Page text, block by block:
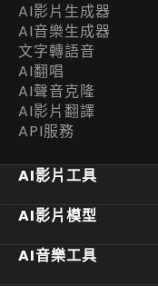
AI影片生成器
AI音樂生成器
文字轉語音
AI翻唱
AI聲音克隆
AI影片翻譯
API服務
AI影片工具
AI影片模型
AI音樂工具